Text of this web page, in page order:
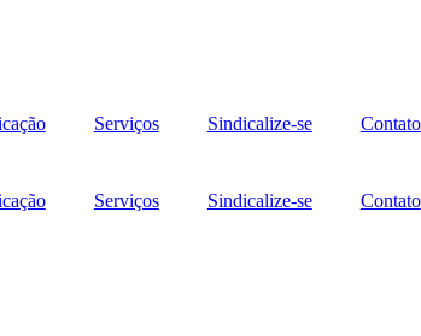
Serviços Sindicalize-se Contato
Serviços Sindicalize-se Contato